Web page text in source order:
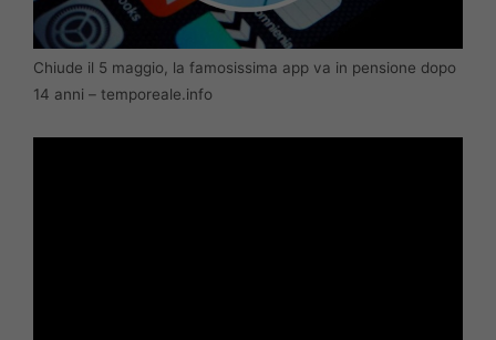
Chiude il 5 maggio, la famosissima app va in pensione dopo
14 anni – temporeale.info